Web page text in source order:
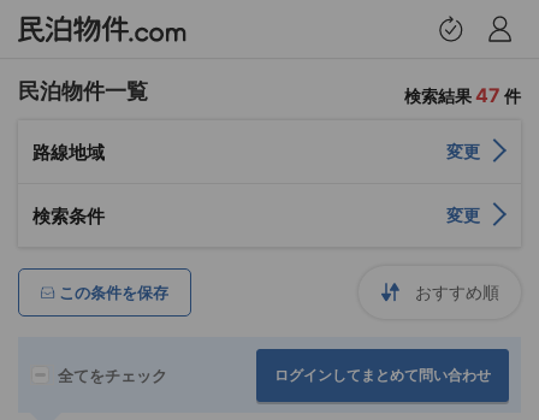
トップページ
お問い合わせ履歴
民泊物件一覧 検索結果47 件
路線地域 変更
検索条件 変更
この条件を保存
全てをチェック ログインしてまとめて問い合わせ